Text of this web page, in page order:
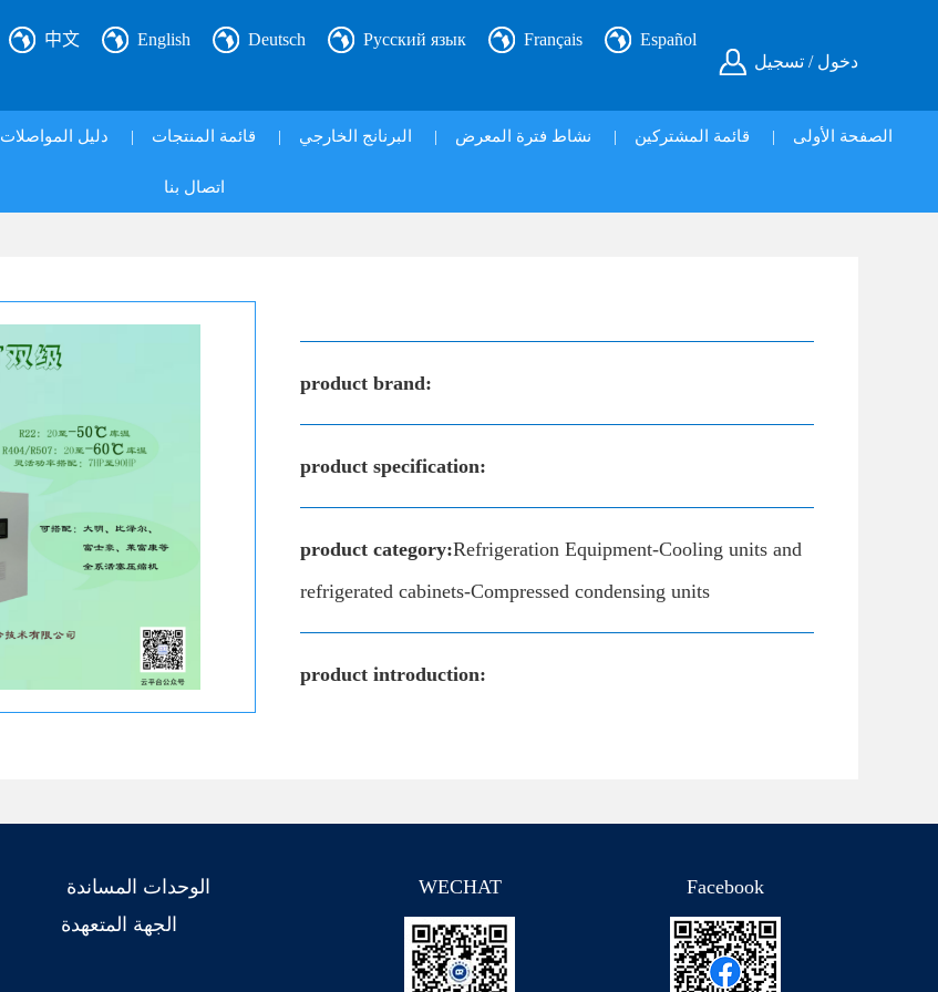
دخول / تسجيل
中文 English Deutsch Русский язык Français Español
الصفحة الأولى | قائمة المشتركين | نشاط فترة المعرض | البرنانج الخارجي | قائمة المنتجات | دليل المواصلات
اتصال بنا
product brand:
product specification:
product category:Refrigeration Equipment-Cooling units and
refrigerated cabinets-Compressed condensing units
product introduction:
الوحدات المساندة
الجهة المتعهدة
WECHAT Facebook